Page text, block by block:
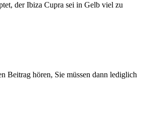
der Ibiza Cupra sei in Gelb viel zu
Beitrag hören, Sie müssen dann lediglich